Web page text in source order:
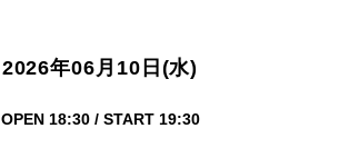
2026年06月10日(水)
OPEN 18:30 / START 19:30